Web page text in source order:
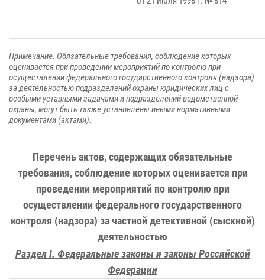
Примечание. Обязательные требования, соблюдение которых
оценивается при проведении мероприятий по контролю при
осуществлении федерального государственного контроля (надзора)
за деятельностью подразделений охраны юридических лиц с
особыми уставными задачами и подразделений ведомственной
охраны, могут быть также установлены иными нормативными
документами (актами).
Перечень актов, содержащих обязательные
требования, соблюдение которых оценивается при
проведении мероприятий по контролю при
осуществлении федерального государственного
контроля (надзора) за частной детективной (сыскной)
деятельностью
Раздел I. Федеральные законы и законы Российской
Федерации